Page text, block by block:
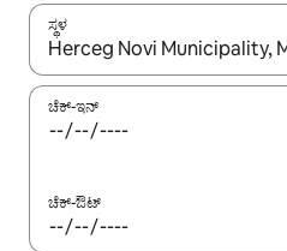
ಸ್ಥಳ
ಫಲಿತಾಂಶಗಳು ಲಭ್ಯವಿರುವಾಗ, ಅಪ್
ಚೆಕ್-ಇನ್
ಚೆಕ್-ಔಟ್